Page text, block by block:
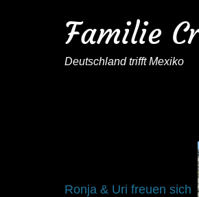
Familie
Deutschland trifft Mexiko
Ronja & Uri freuen sich